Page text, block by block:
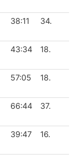
38:11 34.
43:34 18.
57:05 18.
66:44 37.
39:47 16.